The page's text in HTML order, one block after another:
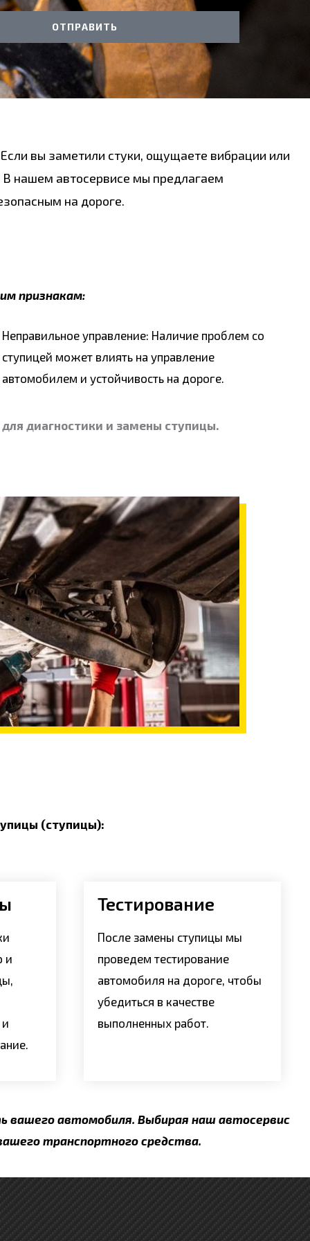
ОТПРАВИТЬ
вы заметили стуки, ощущаете вибрации или
В нашем автосервисе мы предлагаем
на дороге.
признакам:
Неправильное управление: Наличие проблем со
ступицей может влиять на управление
автомобилем и устойчивость на дороге.
диагностики и замены ступицы.
(ступицы):
и
Тестирование
После замены ступицы мы
проведем тестирование
автомобиля на дороге, чтобы
убедиться в качестве
выполненных работ.
вашего автомобиля. Выбирая наш автосервис
транспортного средства.